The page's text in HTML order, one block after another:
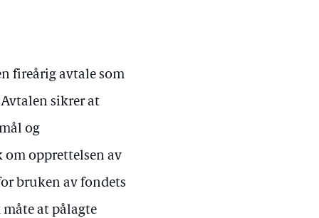
fireårig avtale som
sikrer at
og
opprettelsen av
bruken av fondets
at pålagte